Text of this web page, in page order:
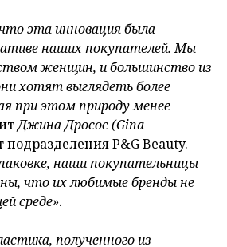
эта инновация была
наших покупателей. Мы
женщин, и большинство из
хотят выглядеть более
при этом природу менее
Джина Дросос (Gina
подразделения P&G Beauty. —
наши покупательницы
что их любимые бренды не
среде».
полученного из